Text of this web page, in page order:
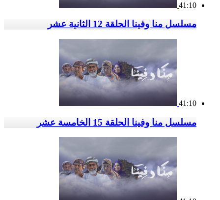
41:10
مسلسل منا وفينا الحلقة 12 الثانية عشر
41:10
مسلسل منا وفينا الحلقة 15 الخامسة عشر